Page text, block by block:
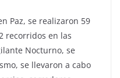
Paz, se realizaron 59
recorridos en las
Nocturno, se
se llevaron a cabo